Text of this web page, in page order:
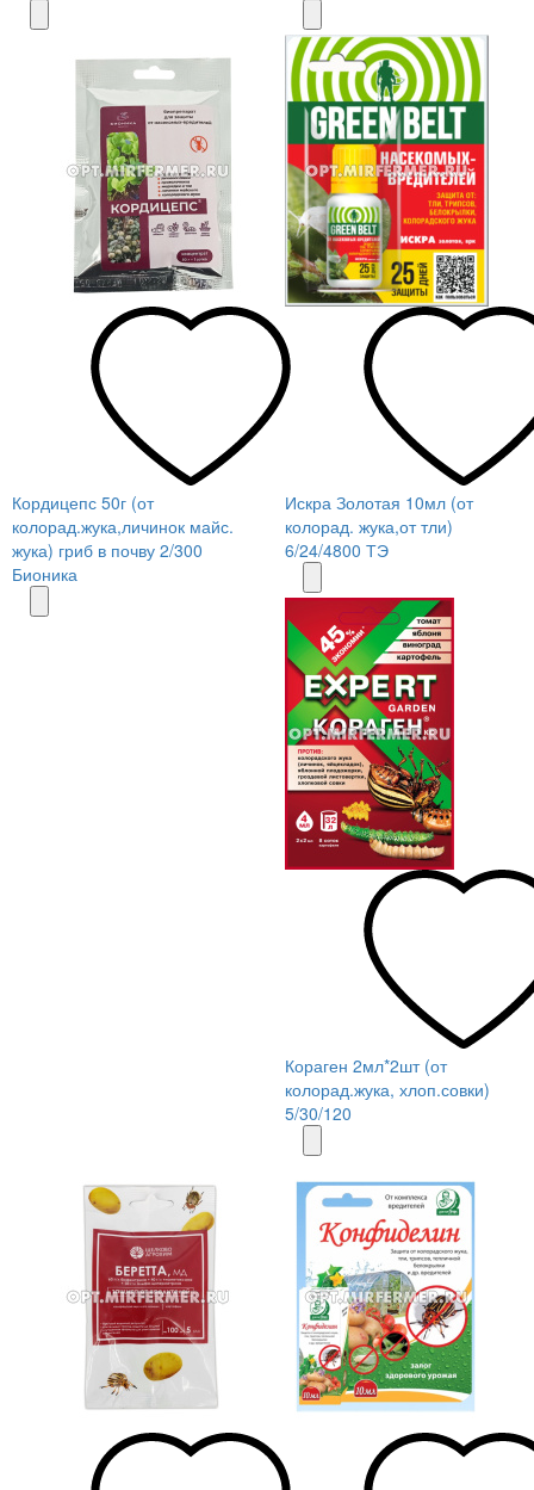
Кордицепс 50г (от
колорад.жука,личинок майс.
жука) гриб в почву 2/300
Бионика
Искра Золотая 10мл (от
колорад. жука,от тли)
6/24/4800 ТЭ
Кораген 2мл*2шт (от
колорад.жука, хлоп.совки)
5/30/120